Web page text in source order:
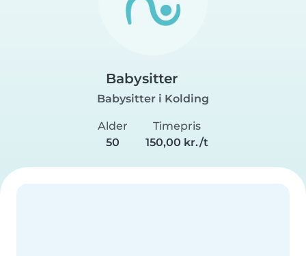
Babysitter
Babysitter i Kolding
Alder
50
Timepris
150,00 kr./t